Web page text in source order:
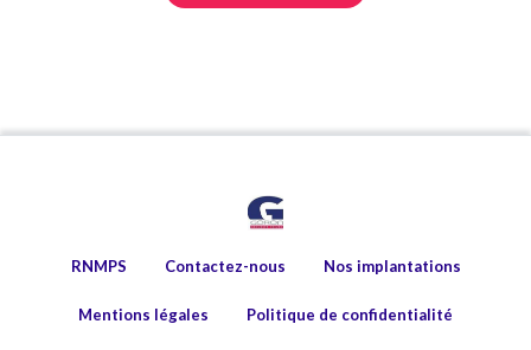
RNMPS Contactez-nous Nos implantations
Mentions légales Politique de confidentialité